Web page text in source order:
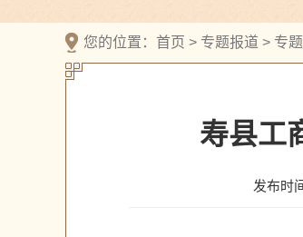
您的位置： 首页 > 专题报道 > 专
寿县工
发布时